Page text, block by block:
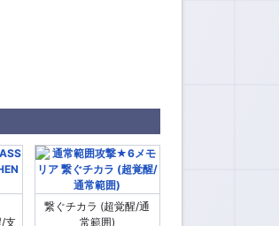
支
繋ぐチカラ (超覚醒/通
常範囲)